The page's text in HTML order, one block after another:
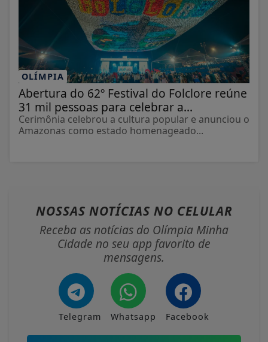
OLÍMPIA
Abertura do 62º Festival do Folclore reúne
31 mil pessoas para celebrar a...
Cerimônia celebrou a cultura popular e anunciou o
Amazonas como estado homenageado...
NOSSAS NOTÍCIAS NO CELULAR
Receba as notícias do Olímpia Minha
Cidade no seu app favorito de
mensagens.
Telegram Whatsapp Facebook